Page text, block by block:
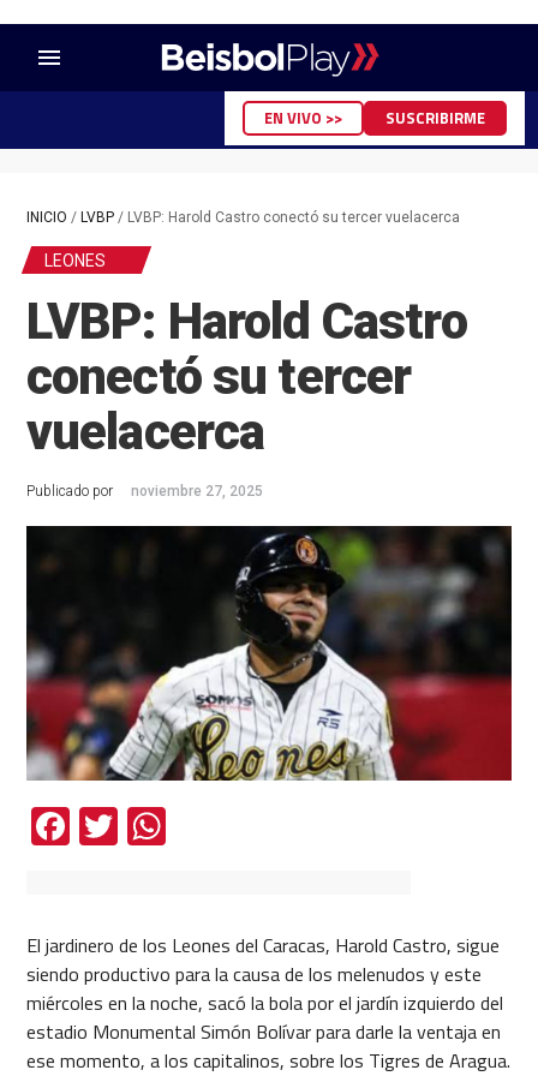
menu
EN VIVO >> SUSCRIBIRME
INICIO / LVBP/ LVBP: Harold Castro conectó su tercer vuelacerca
LEONES
LVBP: Harold Castro
conectó su tercer
vuelacerca
Publicado por noviembre 27, 2025
Facebook
TwitterWhatsApp
El jardinero de los Leones del Caracas, Harold Castro, sigue
siendo productivo para la causa de los melenudos y este
miércoles en la noche, sacó la bola por el jardín izquierdo del
estadio Monumental Simón Bolívar para darle la ventaja en
ese momento, a los capitalinos, sobre los Tigres de Aragua.